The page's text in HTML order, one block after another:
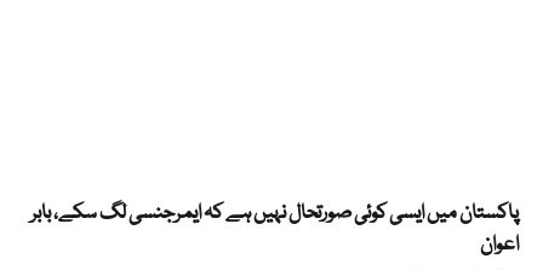
پاکستان میں ایسی کوئی صورتحال نہیں ہے کہ ایمرجنسی لگ سکے، بابر
اعوان